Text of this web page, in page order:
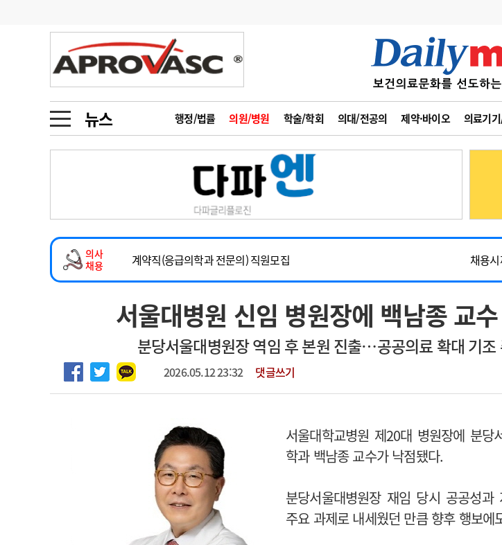
뉴스 행정/법률 의원/병원 학술/학회 의대/전공의 제약·바이오 의료기
금주의 검색어
1
의사인력 수급 추계
2
성분명 처방
3
AI의료
4
전공의 모집 결과
6
관
의
메디인포 인사 사고
오피니언 칼럼 수첩
인물 초대석 피플
동영상뉴스
포토뉴스
메디 Hospital 지역병원 중소병원
인포메이션 행정처분 판례 정책/통
회사소개 법적고지 광고안내
의사
채용
2026년 하반기 인턴 모집
~2026-
마취통증의학과 임기제 임상의사 채용
채용
계약직(응급의학과 전문의) 직원모집
채용
하반기 전공의(레지던트1년차) 모집
~2026-
2026년 하반기 인턴 모집
~2026-
마취통증의학과 임기제 임상의사 채용
채용
서울대병원 신임 병원장에 백남종 교
분당서울대병원장 역임 후 본원 진출…공공의료 확대 기조
2026.05.12 23:32 댓글쓰기
서울대학교병원 제20대 병원장에 분당
학과 백남종 교수가 낙점됐다.
분당서울대병원장 재임 당시 공공성
주요 과제로 내세웠던 만큼 향후 행보에